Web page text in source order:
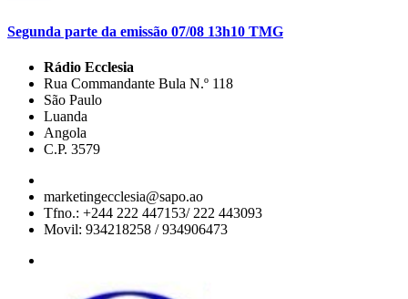
Segunda parte da emissão 07/08 13h10 TMG
Rádio Ecclesia
Rua Commandante Bula N.º 118
São Paulo
Luanda
Angola
C.P. 3579
marketingecclesia@sapo.ao
Tfno.: +244 222 447153/ 222 443093
Movil: 934218258 / 934906473